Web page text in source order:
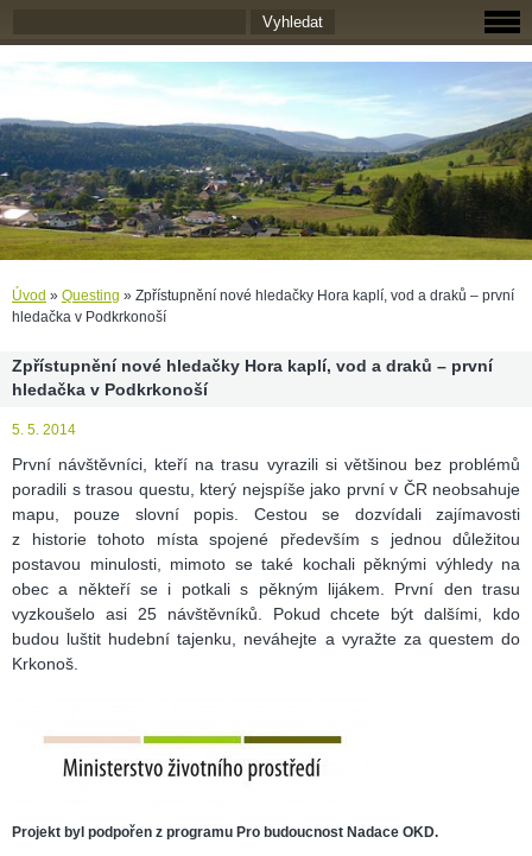
Úvod » Questing » Zpřístupnění nové hledačky Hora kaplí, vod a draků – první
hledačka v Podkrkonoší
Zpřístupnění nové hledačky Hora kaplí, vod a draků – první
hledačka v Podkrkonoší
5. 5. 2014
První návštěvníci, kteří na trasu vyrazili si většinou bez problémů
poradili s trasou questu, který nejspíše jako první v ČR neobsahuje
mapu, pouze slovní popis. Cestou se dozvídali zajímavosti
z historie tohoto místa spojené především s jednou důležitou
postavou minulosti, mimoto se také kochali pěknými výhledy na
obec a někteří se i potkali s pěkným lijákem. První den trasu
vyzkoušelo asi 25 návštěvníků. Pokud chcete být dalšími, kdo
budou luštit hudební tajenku, neváhejte a vyražte za questem do
Krkonoš.
Projekt byl podpořen z programu Pro budoucnost Nadace OKD.